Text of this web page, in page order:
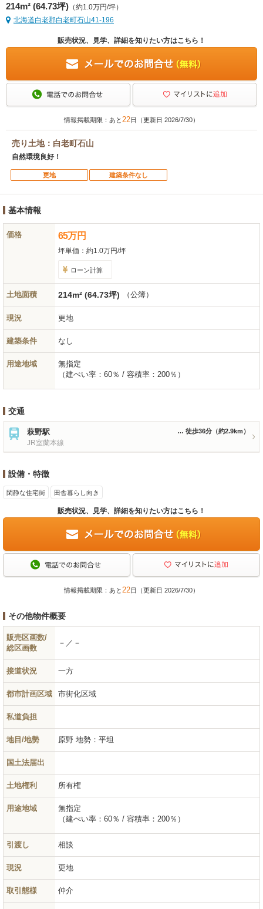
214m² (64.73坪) （約1.0万円/坪）
北海道白老郡白老町石山41-196
販売状況、見学、詳細を知りたい方はこちら！
情報掲載期限：あと22日（更新日 2026/7/30）
売り土地：白老町石山
自然環境良好！
更地 建築条件なし
基本情報
価格 65万円
坪単価： 約1.0万円/坪
ローン計算
土地面積 214m² (64.73坪) （公簿）
現況 更地
建築条件 なし
用途地域
無指定
（建ぺい率：60％ / 容積率：200％）
交通
萩野駅
JR室蘭本線
徒歩36分 （約2.9km）
設備・特徴
閑静な住宅街 田舎暮らし向き
販売状況、見学、詳細を知りたい方はこちら！
情報掲載期限：あと22日（更新日 2026/7/30）
その他物件概要
販売区画数/
総区画数
－／－
接道状況 一方
都市計画区域 市街化区域
私道負担
地目/地勢 原野 地勢：平坦
国土法届出
土地権利 所有権
用途地域
無指定
（建ぺい率：60％ / 容積率：200％）
引渡し 相談
現況 更地
取引態様 仲介